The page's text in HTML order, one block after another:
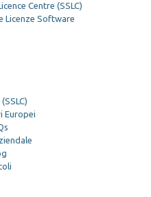
Centre (SSLC)
Licenze Software
Europei